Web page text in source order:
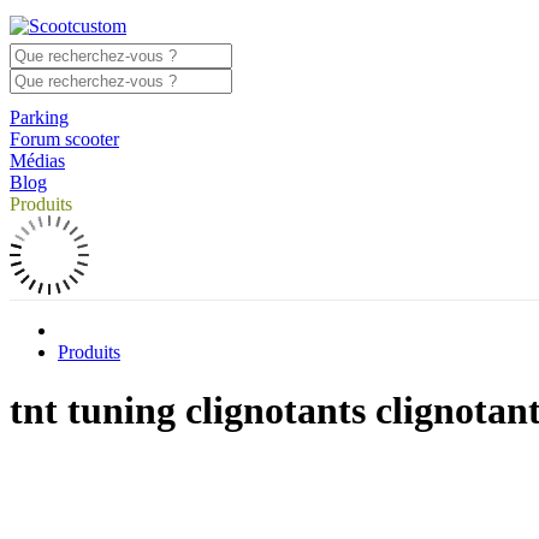
Parking
Forum scooter
Médias
Blog
Produits
Produits
tnt tuning clignotants